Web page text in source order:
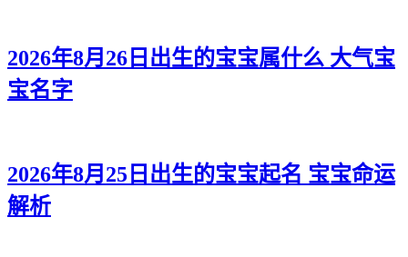
2026年8月26日出生的宝宝属什么 大气宝
宝名字
2026年8月25日出生的宝宝起名 宝宝命运
解析